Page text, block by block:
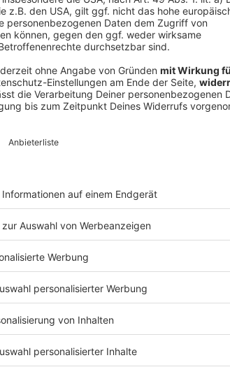
schildert in einer
habe: Menschen vom
zu entreißen. Sie selbst sei von
ambulanten Behandlung ins
und eine 19-Jährige wegen
zuzuordnen, heißt es